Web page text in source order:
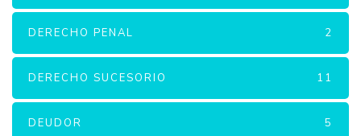
DERECHO PENAL 2
DERECHO SUCESORIO 11
DEUDOR 5